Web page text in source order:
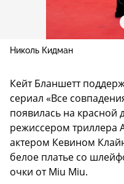
Николь Кидман
Кейт Бланшетт
сериал «Все
появилась на красной
режиссером триллера
актером Кевином
белое платье со
очки от Miu Miu.